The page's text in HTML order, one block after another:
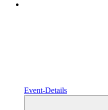
Event-Details